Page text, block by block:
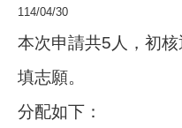
114/04/30
本次申請共5人，初
填志願。
分配如下：